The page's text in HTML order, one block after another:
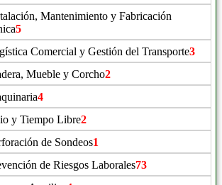
Mantenimiento y Fabricación
5
Comercial y Gestión del Transporte3
Mueble y Corcho2
4
y Tiempo Libre2
de Sondeos1
de Riesgos Laborales73